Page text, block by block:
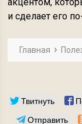
и сделает его
Главная
Твитнуть
Отправить